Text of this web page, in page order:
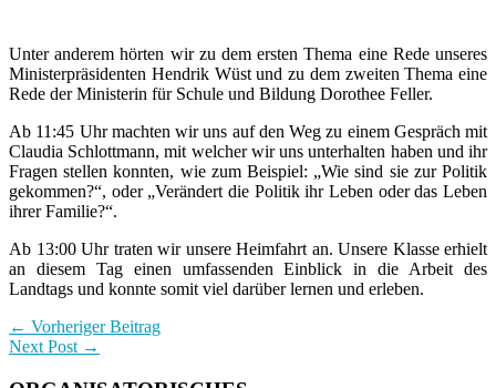
Unter anderem hörten wir zu dem ersten Thema eine Rede unseres
Ministerpräsidenten Hendrik Wüst und zu dem zweiten Thema eine
Rede der Ministerin für Schule und Bildung Dorothee Feller.
Ab 11:45 Uhr machten wir uns auf den Weg zu einem Gespräch mit
Claudia Schlottmann, mit welcher wir uns unterhalten haben und ihr
Fragen stellen konnten, wie zum Beispiel: „Wie sind sie zur Politik
gekommen?“, oder „Verändert die Politik ihr Leben oder das Leben
ihrer Familie?“.
Ab 13:00 Uhr traten wir unsere Heimfahrt an. Unsere Klasse erhielt
an diesem Tag einen umfassenden Einblick in die Arbeit des
Landtags und konnte somit viel darüber lernen und erleben.
← Vorheriger Beitrag
Next Post →